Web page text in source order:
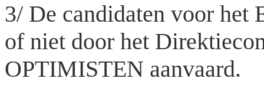
3/ De candidaten voor het
of niet door het
OPTIMISTEN aanvaard.